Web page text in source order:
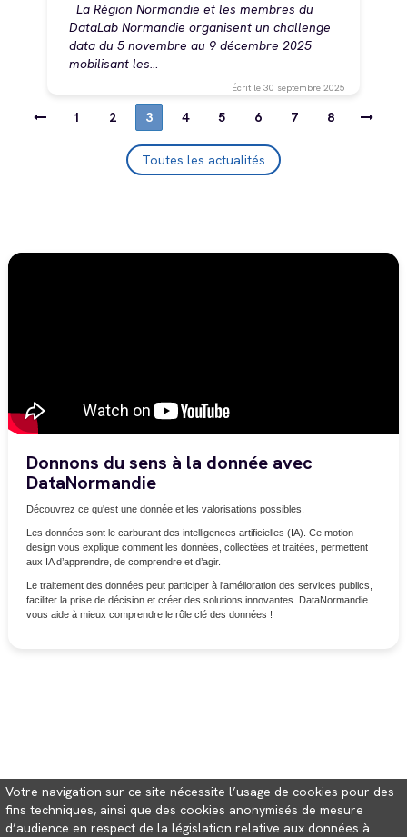
La Région Normandie et les membres du
DataLab Normandie organisent un challenge
data du 5 novembre au 9 décembre 2025
mobilisant les…
Écrit le30 septembre 2025
PaginationPage
1 Page
2
Page
courante
3 Page
4 Page
5 Page
6 Page
7 Page
8
Toutes les actualités
Donnons du sens à la donnée avec
DataNormandie
Découvrez ce qu'est une donnée et les valorisations possibles.
Les données sont le carburant des intelligences artificielles (IA). Ce motion
design vous explique comment les données, collectées et traitées, permettent
aux IA d’apprendre, de comprendre et d’agir.
Le traitement des données peut participer à l'amélioration des services publics,
faciliter la prise de décision et créer des solutions innovantes. DataNormandie
vous aide à mieux comprendre le rôle clé des données !
Votre navigation sur ce site nécessite l’usage de cookies pour des
fins techniques, ainsi que des cookies anonymisés de mesure
d’audience en respect de la législation relative aux données à